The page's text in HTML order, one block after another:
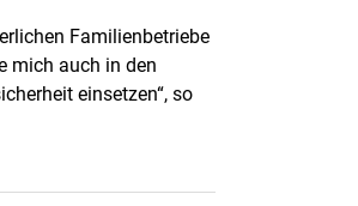
Familienbetriebe
mich auch in den
einsetzen“, so